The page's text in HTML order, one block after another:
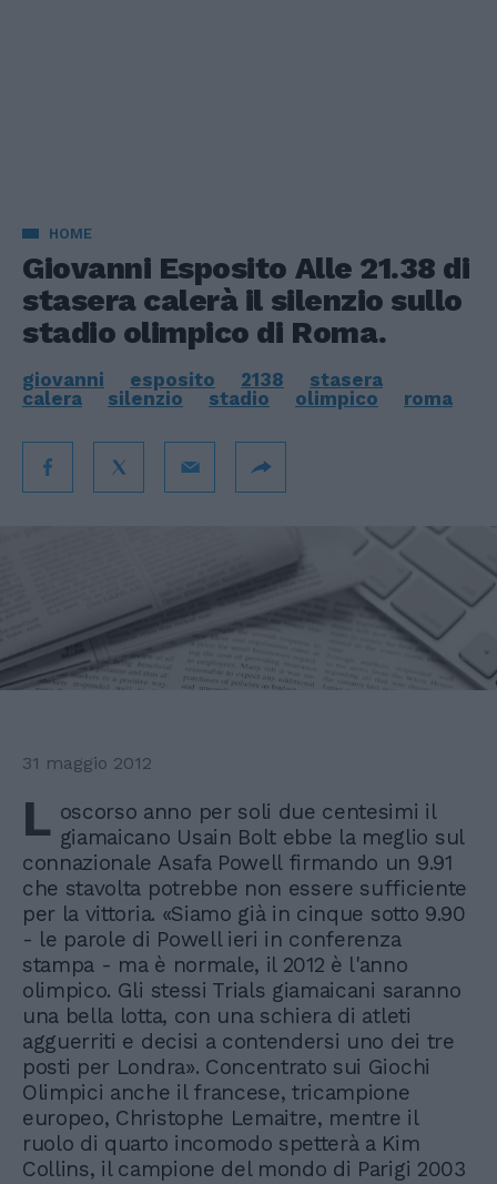
HOME
Giovanni Esposito Alle 21.38 di
stasera calerà il silenzio sullo
stadio olimpico di Roma.
giovanni esposito 2138
stasera
calera
silenzio stadio olimpico roma
31 maggio 2012
L oscorso anno per soli due centesimi il
giamaicano Usain Bolt ebbe la meglio sul
connazionale Asafa Powell firmando un 9.91
che stavolta potrebbe non essere sufficiente
per la vittoria. «Siamo già in cinque sotto 9.90
- le parole di Powell ieri in conferenza
stampa - ma è normale, il 2012 è l'anno
olimpico. Gli stessi Trials giamaicani saranno
una bella lotta, con una schiera di atleti
agguerriti e decisi a contendersi uno dei tre
posti per Londra». Concentrato sui Giochi
Olimpici anche il francese, tricampione
europeo, Christophe Lemaitre, mentre il
ruolo di quarto incomodo spetterà a Kim
Collins, il campione del mondo di Parigi 2003